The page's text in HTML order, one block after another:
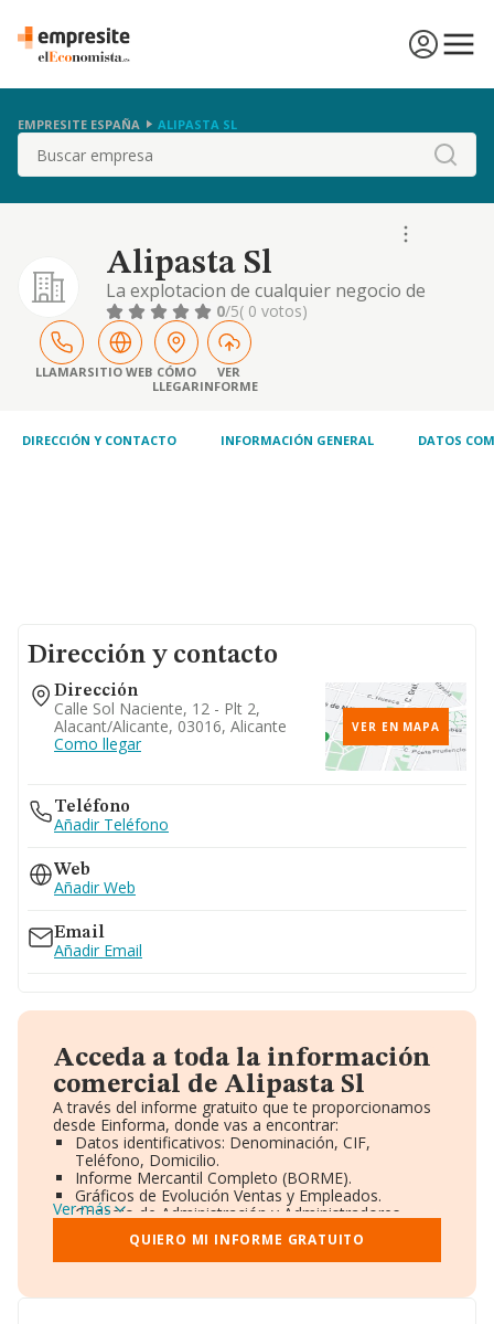
EMPRESITE ESPAÑA ALIPASTA SL
Buscar
Alipasta Sl
La explotacion de cualquier negocio de
cafeteria y/ o restaurante.
0/5( 0 votos)
LLAMARSITIO WEB CÓMO
LLEGAR
VER
INFORME
DIRECCIÓN Y CONTACTO INFORMACIÓN GENERAL DATOS
Dirección y contacto
Dirección
Calle Sol Naciente, 12 - Plt 2,
Alacant/alicante, 03016, Alicante
Como llegar
VER EN MAPA
Teléfono
Añadir Teléfono
Web
Añadir Web
Email
Añadir Email
Acceda a toda la información
comercial de Alipasta Sl
A través del informe gratuito que te proporcionamos
desde Einforma, donde vas a encontrar:
Datos identificativos: Denominación, CIF,
Teléfono, Domicilio.
Informe Mercantil Completo (BORME).
Gráficos de Evolución Ventas y Empleados.
Consejo de Administración y Administradores.
Directivos y Ejecutivos.
Accionistas.
Participaciones y Vinculaciones en otras empresas.
Información oficial y registral complementaria.
Ver más
QUIERO MI INFORME GRATUITO